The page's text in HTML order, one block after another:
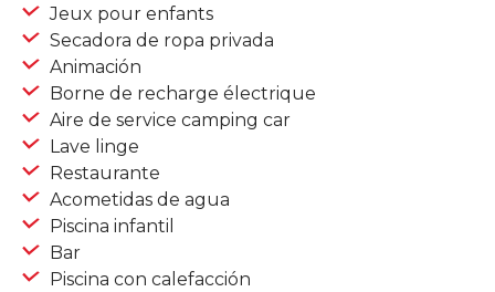
Jeux pour enfants
Secadora de ropa privada
Animación
Borne de recharge électrique
Aire de service camping car
Lave linge
Restaurante
Acometidas de agua
Piscina infantil
Bar
Piscina con calefacción